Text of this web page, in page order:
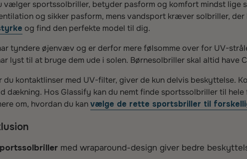
vælger sportssolbriller, betyder pasform og komfort mindst lige
og sikker pasform, mens vandsport kræver solbriller,
og find den perfekte model til dig.
tyndere øjenvæv og er derfor mere følsomme over for UV-
lyst til at bruge dem ude i solen. Børnesolbriller skal altid
du kontaktlinser med UV-filter, giver de kun delvis beskyttelse.
dækning. Hos Glassify kan du nemt finde sportssolbriller til
om, hvordan du kanvælge de rette sportsbriller til
med wraparound-design giver bedre